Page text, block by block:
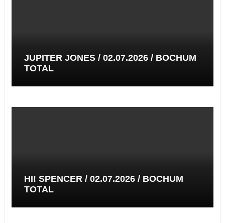
JUPITER JONES / 02.07.2026 / BOCHUM
TOTAL
HI! SPENCER / 02.07.2026 / BOCHUM
TOTAL